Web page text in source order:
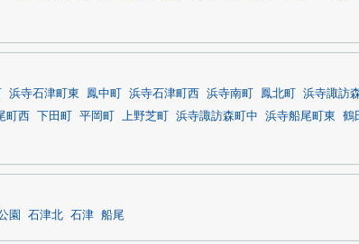
浜寺石津町東 鳳中町 浜寺石津町西 浜寺南町 鳳北町 浜寺諏訪
町西 下田町 平岡町 上野芝町 浜寺諏訪森町中 浜寺船尾町東 鶴
園 石津北 石津 船尾